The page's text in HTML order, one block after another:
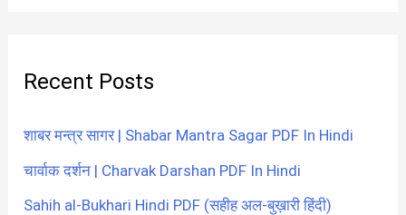
Recent Posts
शाबर मन्त्र सागर | Shabar Mantra Sagar PDF In Hindi
चार्वाक दर्शन | Charvak Darshan PDF In Hindi
Sahih al-Bukhari Hindi PDF (सहीह अल-बुख़ारी हिंदी)